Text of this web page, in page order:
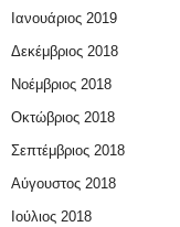
Ιανουάριος 2019
Δεκέμβριος 2018
Νοέμβριος 2018
Οκτώβριος 2018
Σεπτέμβριος 2018
Αύγουστος 2018
Ιούλιος 2018